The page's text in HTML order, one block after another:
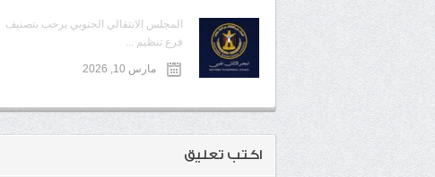
المجلس الانتقالي الجنوبي يرحب بتصنيف
فرع تنظيم ...
مارس 10, 2026
اكتب تعليق